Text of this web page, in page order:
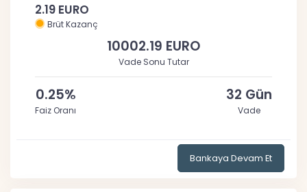
2.19 EURO
Brüt Kazanç
10002.19 EURO
Vade Sonu Tutar
0.25%
Faiz Oranı
32 Gün
Vade
Bankaya Devam Et